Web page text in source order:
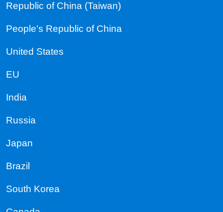
Republic of China (Taiwan)
People's Republic of China
United States
EU
India
Russia
Japan
Brazil
South Korea